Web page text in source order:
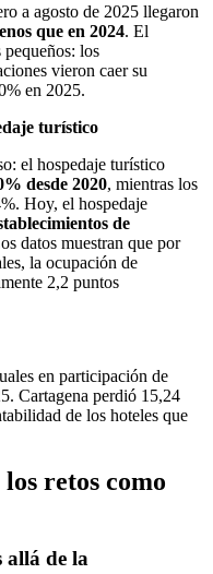
a agosto de 2025 llegaron
que en 2024. El
los
vieron caer su
en 2025.
turístico
el hospedaje turístico
desde 2020, mientras los
Hoy, el hospedaje
de
datos muestran que por
la ocupación de
2,2 puntos
en participación de
Cartagena perdió 15,24
de los hoteles que
retos como
allá de la